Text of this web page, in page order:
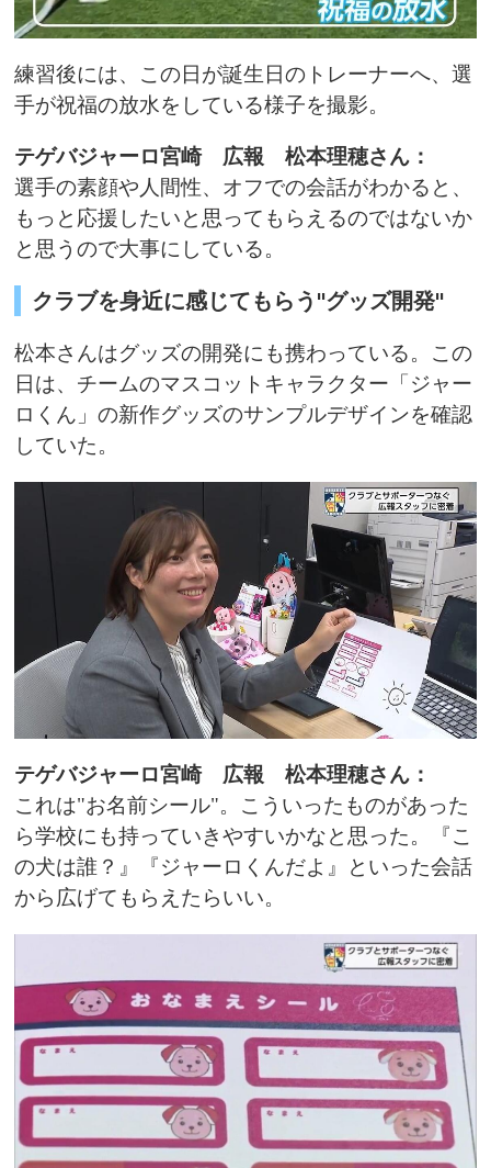
練習後には、この日が誕生日のトレーナーへ、選
手が祝福の放水をしている様子を撮影。
テゲバジャーロ宮崎 広報 松本理穂さん：
選手の素顔や人間性、オフでの会話がわかると、
もっと応援したいと思ってもらえるのではないか
と思うので大事にしている。
クラブを身近に感じてもらう"グッズ開発"
松本さんはグッズの開発にも携わっている。この
日は、チームのマスコットキャラクター「ジャー
ロくん」の新作グッズのサンプルデザインを確認
していた。
テゲバジャーロ宮崎​ 広報 松本理穂さん：
これは"お名前シール"。こういったものがあった
ら学校にも持っていきやすいかなと思った。『こ
の犬は誰？』『ジャーロくんだよ』といった会話
から広げてもらえたらいい。